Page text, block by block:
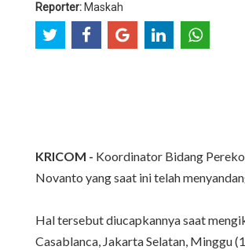
Reporter: Maskah
KRICOM - Koordinator Bidang
Novanto yang saat ini telah
Hal tersebut diucapkannya saat
Casablanca, Jakarta Selatan, Minggu